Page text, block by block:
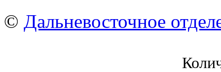
© Дальневосточное